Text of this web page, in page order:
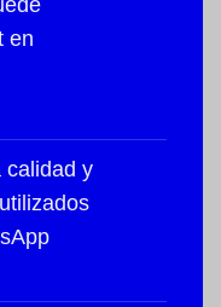
en
calidad y